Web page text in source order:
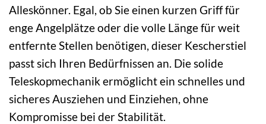
Alleskönner. Egal, ob Sie einen kurzen Griff für
enge Angelplätze oder die volle Länge für weit
entfernte Stellen benötigen, dieser Kescherstiel
passt sich Ihren Bedürfnissen an. Die solide
Teleskopmechanik ermöglicht ein schnelles und
sicheres Ausziehen und Einziehen, ohne
Kompromisse bei der Stabilität.